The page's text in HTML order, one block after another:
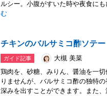
ルシー。小腹がすいた時や夜食に
む
チキンのバルサミコ酢ソテー
ガイド記事
大槻 美菜
鶏肉を、砂糖、みりん、醤油を一
りませんが、バルサミコ酢の独特
深みを出すことができます。また